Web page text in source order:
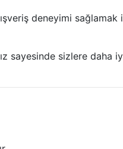
deneyimi sağlamak
sayesinde sizlere daha